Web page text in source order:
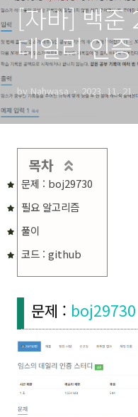
[자바] 백준
데일리 인
by Nahwasa 2023. 11. 21.
목차
문제 : boj29730
필요 알고리즘
풀이
코드 : github
문제 : boj29730